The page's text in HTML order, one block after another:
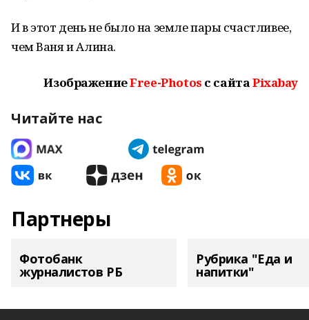
И в этот день не было на земле пары счастливее,
чем Ваня и Алина.
ИзображениеFree-Photos с сайтаPixabay
Читайте нас
Партнеры
Фотобанк
журналистов РБ
Рубрика "Еда и
напитки"